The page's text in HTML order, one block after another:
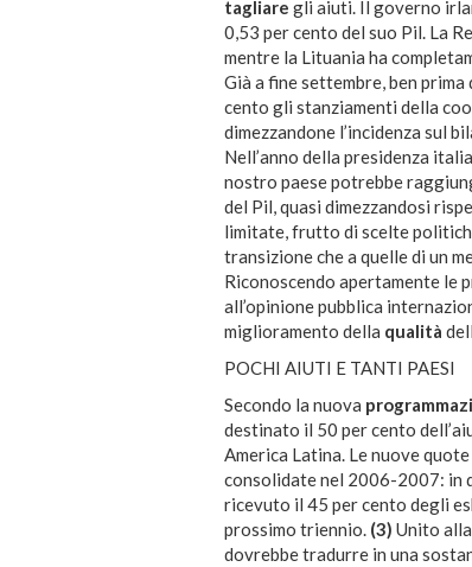
tagliare gli aiuti. Il governo
0,53 per cento del suo Pil. La
mentre la Lituania ha
Già a fine settembre, ben prima
cento gli stanziamenti della
dimezzandone l’incidenza sul
Nell’anno della presidenza
nostro paese potrebbe
del Pil, quasi dimezzandosi
limitate, frutto di scelte
transizione che a quelle di un
Riconoscendo apertamente le
all’opinione pubblica
miglioramento della qualità
POCHI AIUTI E TANTI PAESI
Secondo la nuova
destinato il 50 per cento
America Latina. Le nuove
consolidate nel 2006-2007: in
ricevuto il 45 per cento degli
prossimo triennio. (3) Unito
dovrebbe tradurre in una